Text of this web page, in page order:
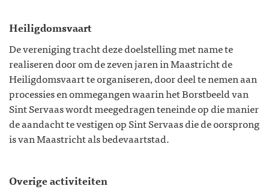
Heiligdomsvaart
De vereniging tracht deze doelstelling met name te
realiseren door om de zeven jaren in Maastricht de
Heiligdomsvaart te organiseren, door deel te nemen aan
processies en ommegangen waarin het Borstbeeld van
Sint Servaas wordt meegedragen teneinde op die manier
de aandacht te vestigen op Sint Servaas die de oorsprong
is van Maastricht als bedevaartstad.
Overige activiteiten